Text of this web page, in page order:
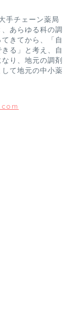
手チェーン薬局
あらゆる科の調
きてから、「自
る」と考え、自
り、地元の調剤
て地元の中小薬